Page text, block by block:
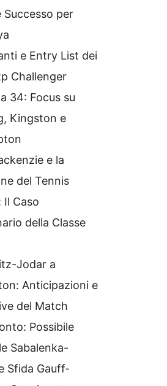
Successo per
e Entry List dei
Challenger
34: Focus su
Kingston e
e la
del Tennis
Il Caso
della Classe
Jodar a
Anticipazioni e
del Match
Possibile
Sabalenka-
Sfida Gauff-